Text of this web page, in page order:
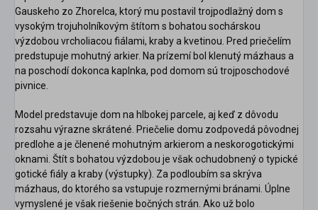
Gauskeho zo Zhorelca, ktorý mu postavil trojpodlažný dom s
vysokým trojuholníkovým štítom s bohatou sochárskou
výzdobou vrcholiacou fiálami, kraby a kvetinou. Pred priečelím
predstupuje mohutný arkier. Na prízemí bol klenutý mázhaus a
na poschodí dokonca kaplnka, pod domom sú trojposchodové
pivnice.
Model predstavuje dom na hlbokej parcele, aj keď z dôvodu
rozsahu výrazne skrátené. Priečelie domu zodpovedá pôvodnej
predlohe a je členené mohutným arkierom a neskorogotickými
oknami. Štít s bohatou výzdobou je však ochudobnený o typické
gotické fiály a kraby (výstupky). Za podloubím sa skrýva
mázhaus, do ktorého sa vstupuje rozmernými bránami. Úplne
vymyslené je však riešenie bočných strán. Ako už bolo